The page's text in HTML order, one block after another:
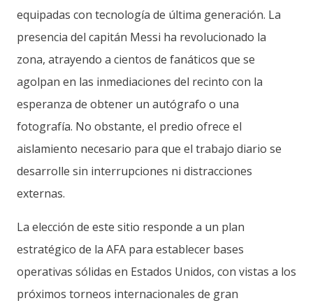
equipadas con tecnología de última generación. La
presencia del capitán Messi ha revolucionado la
zona, atrayendo a cientos de fanáticos que se
agolpan en las inmediaciones del recinto con la
esperanza de obtener un autógrafo o una
fotografía. No obstante, el predio ofrece el
aislamiento necesario para que el trabajo diario se
desarrolle sin interrupciones ni distracciones
externas.
La elección de este sitio responde a un plan
estratégico de la AFA para establecer bases
operativas sólidas en Estados Unidos, con vistas a los
próximos torneos internacionales de gran